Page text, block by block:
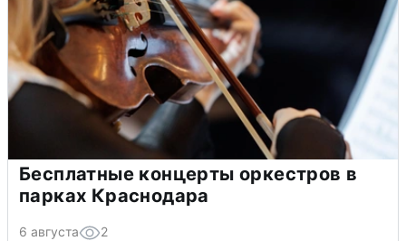
Бесплатные концерты оркестров в
парках Краснодара
6 августа 2